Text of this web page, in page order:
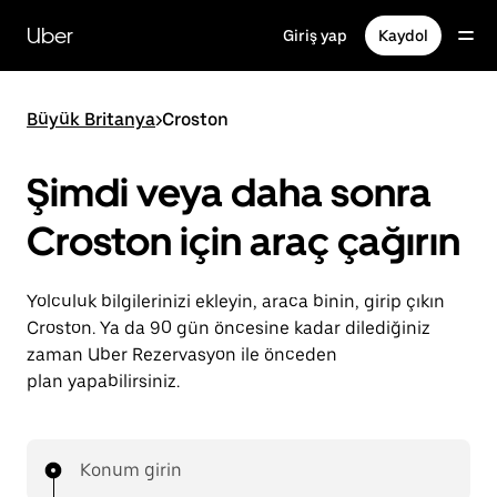
içeriğe
gidinUber Giriş yap Kaydol
Büyük Britanya>Croston
Şimdi veya daha sonra
Croston için araç çağırın
Yolculuk bilgilerinizi ekleyin, araca binin, girip çıkın
Croston. Ya da 90 gün öncesine kadar dilediğiniz
zaman Uber Rezervasyon ile önceden
plan yapabilirsiniz.
Konum girin